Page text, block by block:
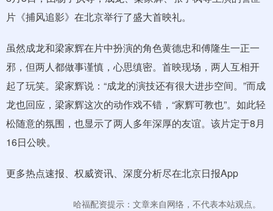
片《捕风追影》在北京举行了盛大首映礼。
虽然成龙和梁家辉在片中扮演的角色黄德忠和傅隆生一正一
邪，但两人都做事谨慎，心思缜密。首映现场，两人互相开
起了玩笑。梁家辉说：“成龙的演技还有很大进步空间。”而成
龙也回应，梁家辉这次的动作戏不错，“家辉可教也”。如此轻
松随意的氛围，也显示了两人多年深厚的友谊。该片定于8月
16日公映。
更多热点速报、权威资讯、深度分析尽在北京日报App
哈福配资提示：文章来自网络，不代表本站观点。